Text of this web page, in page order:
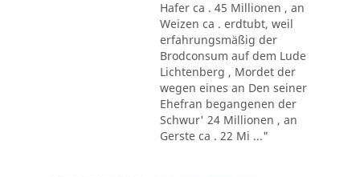
Hafer ca . 45 Millionen , an
Weizen ca . erdtubt, weil
erfahrungsmäßig der
Brodconsum auf dem Lude
Lichtenberg , Mordet der
wegen eines an Den seiner
Ehefran begangenen der
Schwur' 24 Millionen , an
Gerste ca . 22 Mi ..."